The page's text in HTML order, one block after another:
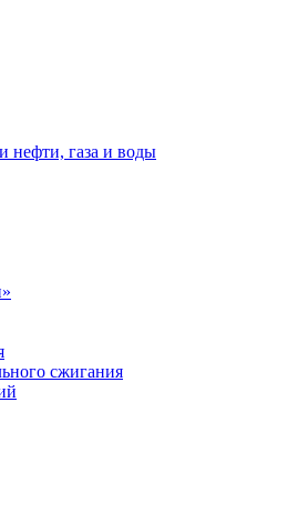
нефти, газа и воды
сжигания